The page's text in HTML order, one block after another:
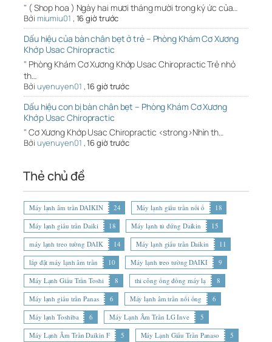
" ( Shop hoa ) Ngày hai mươi tháng mười trong ký ức của…
Bởi miumiu01 , 16 giờ trước
Dấu hiệu của bàn chân bẹt ở trẻ – Phòng Khám Cơ Xương
Khớp Usac Chiropractic
" Phòng Khám Cơ Xương Khớp Usac Chiropractic Trẻ nhỏ
th…
Bởi uyenuyen01 ,16 giờ trước
Dấu hiệu con bị bàn chân bẹt – Phòng Khám Cơ Xương
Khớp Usac Chiropractic
" Cơ Xương Khớp Usac Chiropractic <strong>Nhìn th…
Bởi uyenuyen01 ,16 giờ trước
Thẻ chủ đề
Máy lạnh âm trần DAIKIN 24 Máy lạnh giấu trần nối ố
18
Máy lạnh giấu trần Daiki
18 Máy lạnh tủ đứng Daikin
15
máy lạnh treo tường DAIK
14 Máy lạnh giấu trần Daikin
11
lắp đặt máy lạnh âm trần
10 Máy lạnh treo tường DAIKI
9
Máy Lạnh Giấu Trần Toshi
8 thi công ống đồng máy lạ
8
Máy lạnh giấu trần Panas
6 Máy lạnh âm trần nối ống
6
Máy lạnh Toshiba
6 Máy Lạnh Âm Trần LG Inve
5
Máy Lạnh Âm Trần Daikin F
5 Máy Lạnh Giấu Trần Panaso
5